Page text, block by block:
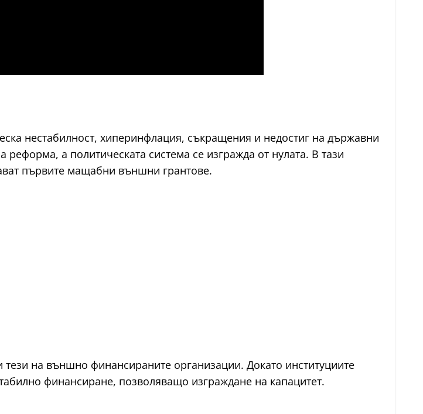
нестабилност, хиперинфлация, съкращения и недостиг на държавни
а политическата система се изгражда от нулата. В тази
първите мащабни външни грантове.
на външно финансираните организации. Докато институциите
финансиране, позволяващо изграждане на капацитет.